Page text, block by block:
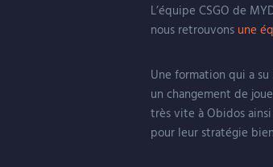
L’équipe CSGO de
nous retrouvons une
Une formation qui a
un changement de
très vite à Obidos
pour leur stratégie